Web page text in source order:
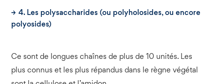
4. Les polysaccharides (ou polyholosides, ou encore
polyosides)
Ce sont de longues chaînes de plus de 10 unités. Les
plus connus et les plus répandus dans le règne végétal